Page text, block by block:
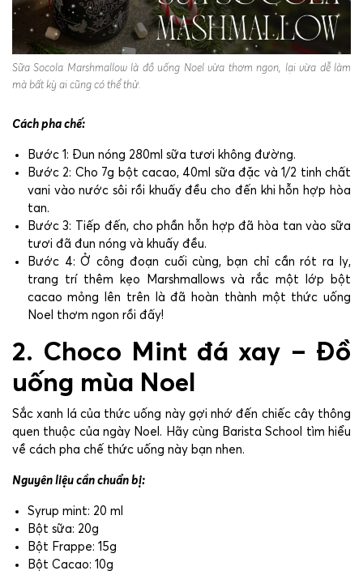
Sữa Socola Marshmallow là đồ uống Noel vừa thơm ngon, lại vừa dễ làm
mà bất kỳ ai cũng có thể thử.
Cách pha chế:
Bước 1: Đun nóng 280ml sữa tươi không đường.
Bước 2: Cho 7g bột cacao, 40ml sữa đặc và 1/2 tinh chất
vani vào nước sôi rồi khuấy đều cho đến khi hỗn hợp hòa
tan.
Bước 3: Tiếp đến, cho phần hỗn hợp đã hòa tan vào sữa
tươi đã đun nóng và khuấy đều.
Bước 4: Ở công đoạn cuối cùng, bạn chỉ cần rót ra ly,
trang trí thêm kẹo Marshmallows và rắc một lớp bột
cacao mỏng lên trên là đã hoàn thành một thức uống
Noel thơm ngon rồi đấy!
2. Choco Mint đá xay – Đồ
uống mùa Noel
Sắc xanh lá của thức uống này gợi nhớ đến chiếc cây thông
quen thuộc của ngày Noel. Hãy cùng Barista School tìm hiểu
về cách pha chế thức uống này bạn nhen.
Nguyên liệu cần chuẩn bị:
Syrup mint: 20 ml
Bột sữa: 20g
Bột Frappe: 15g
Bột Cacao: 10g